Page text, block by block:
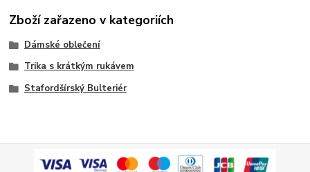
Zboží zařazeno v kategoriích
Dámské oblečení
Trika s krátkým rukávem
Stafordšírský Bulteriér